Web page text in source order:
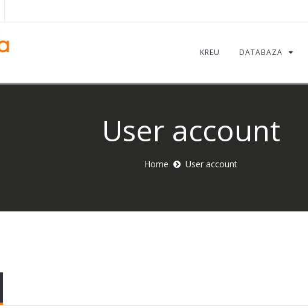
KREU DATABAZA
User account
Home User account